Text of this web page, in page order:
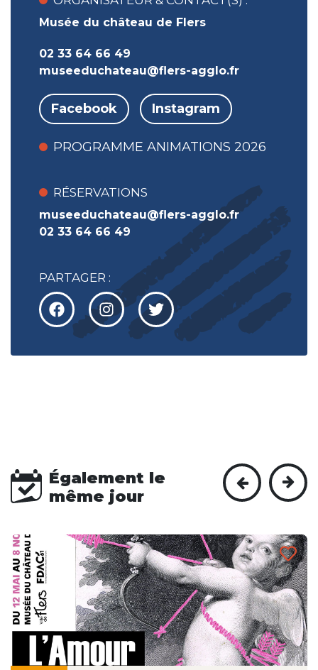
Musée du château de Flers
02 33 64 66 49
museeduchateau@flers-agglo.fr
Facebook Instagram
PROGRAMME ANIMATIONS 2026
RÉSERVATIONS
museeduchateau@flers-agglo.fr
02 33 64 66 49
PARTAGER :
Également le
même jour